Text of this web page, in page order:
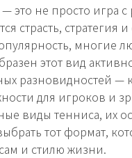
это не просто игра
страсть,
многие
этот вид
разновидностей —
для игроков и
виды тенниса, их
тот формат,
и стилю жизни.